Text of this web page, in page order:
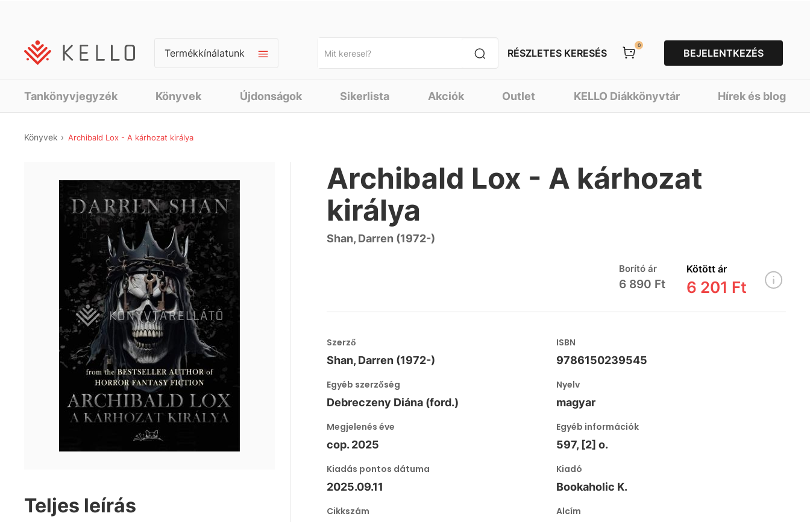
Termékkínálatunk RÉSZLETES KERESÉS
0
BEJELENTKEZÉS
Tankönyvjegyzék Könyvek Újdonságok Sikerlista Akciók Outlet KELLO Diákkönyvtár Hírek és blog
Könyvek Archibald Lox - A kárhozat királya
Teljes leírás
Archibald Lox - A kárhozat
királya
Shan, Darren (1972-)
Borító ár
6 890 Ft
Kötött ár
6 201 Ft
Szerző
Shan, Darren (1972-)
ISBN
9786150239545
Egyéb szerzőség
Debreczeny Diána (ford.)
Nyelv
magyar
Megjelenés éve
cop. 2025
Egyéb információk
597, [2] o.
Kiadás pontos dátuma
2025.09.11
Kiadó
Bookaholic K.
Cikkszám Alcím